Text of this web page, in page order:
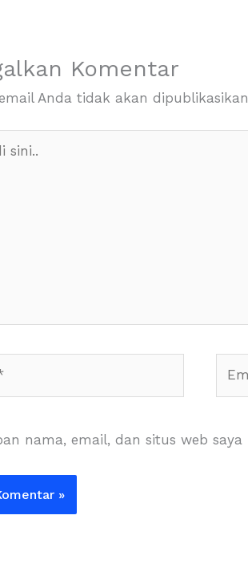
Komentar
Anda tidak akan
nama, email, dan situs web